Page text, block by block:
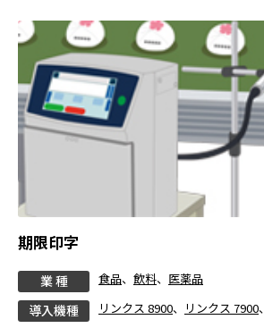
期限印字
業 種 食品、 飲料、 医薬品
導入機種 リンクス 8900、 リンクス 7900、